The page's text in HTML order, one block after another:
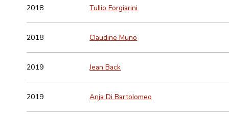
2018 Tullio Forgiarini
2018 Claudine Muno
2019 Jean Back
2019 Anja Di Bartolomeo